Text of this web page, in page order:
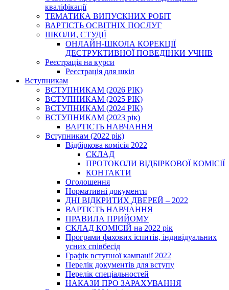
кваліфікації
ТЕМАТИКА ВИПУСКНИХ РОБІТ
ВАРТІСТЬ ОСВІТНІХ ПОСЛУГ
ШКОЛИ, СТУДІЇ
ОНЛАЙН-ШКОЛА КОРЕКЦІЇ
ДЕСТРУКТИВНОЇ ПОВЕДІНКИ УЧНІВ
Реєстрація на курси
Реєстрація для шкіл
Вступникам
ВСТУПНИКАМ (2026 РІК)
ВСТУПНИКАМ (2025 РІК)
ВСТУПНИКАМ (2024 РІК)
ВСТУПНИКАМ (2023 рік)
ВАРТІСТЬ НАВЧАННЯ
Вступникам (2022 рік)
Відбіркова комісія 2022
СКЛАД
ПРОТОКОЛИ ВІДБІРКОВОЇ КОМІСІЇ
КОНТАКТИ
Оголошення
Нормативні документи
ДНІ ВІДКРИТИХ ДВЕРЕЙ – 2022
ВАРТІСТЬ НАВЧАННЯ
ПРАВИЛА ПРИЙОМУ
СКЛАД КОМІСІЙ на 2022 рік
Програми фахових іспитів, індивідуальних
усних співбесід
Графік вступної кампанії 2022
Перелік документів для вступу
Перелік спеціальностей
НАКАЗИ ПРО ЗАРАХУВАННЯ